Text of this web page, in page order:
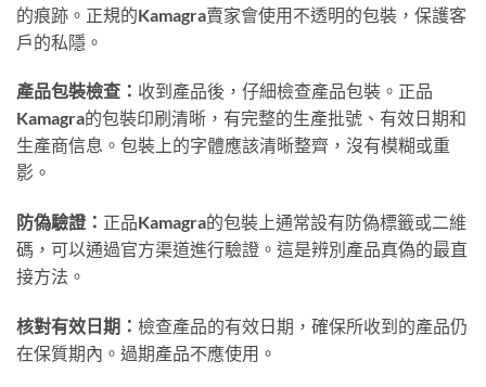
的痕跡。正規的Kamagra賣家會使用不透明的包裝，保護客
戶的私隱。
產品包裝檢查： 收到產品後，仔細檢查產品包裝。正品
Kamagra的包裝印刷清晰，有完整的生產批號、有效日期和
生產商信息。包裝上的字體應該清晰整齊，沒有模糊或重
影。
防偽驗證： 正品Kamagra的包裝上通常設有防偽標籤或二維
碼，可以通過官方渠道進行驗證。這是辨別產品真偽的最直
接方法。
核對有效日期： 檢查產品的有效日期，確保所收到的產品仍
在保質期內。過期產品不應使用。